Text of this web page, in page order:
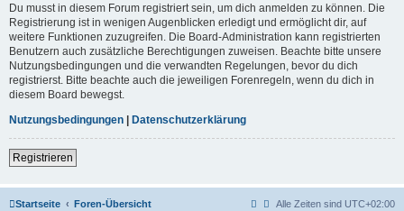
Du musst in diesem Forum registriert sein, um dich anmelden zu können. Die
Registrierung ist in wenigen Augenblicken erledigt und ermöglicht dir, auf
weitere Funktionen zuzugreifen. Die Board-Administration kann registrierten
Benutzern auch zusätzliche Berechtigungen zuweisen. Beachte bitte unsere
Nutzungsbedingungen und die verwandten Regelungen, bevor du dich
registrierst. Bitte beachte auch die jeweiligen Forenregeln, wenn du dich in
diesem Board bewegst.
Nutzungsbedingungen | Datenschutzerklärung
Registrieren
Startseite Foren-Übersicht Alle Zeiten sind UTC+02:00